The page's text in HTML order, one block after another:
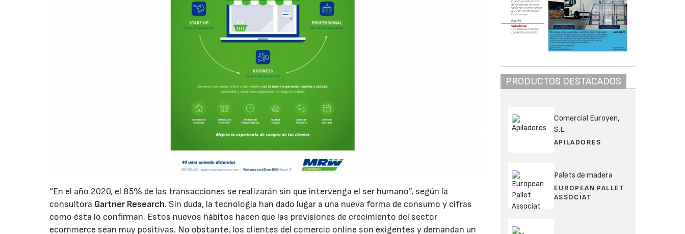
“En el año 2020, el 85% de las transacciones se realizarán sin que intervenga el ser humano”, según la
consultora Gartner Research. Sin duda, la tecnología han dado lugar a una nueva forma de consumo y cifras
como ésta lo confirman. Estos nuevos hábitos hacen que las previsiones de crecimiento del sector
ecommerce sean muy positivas. No obstante, los clientes del comercio online son exigentes y demandan un
PRODUCTOS DESTACADOS
Comercial Euroyen,
S.L.
APILADORES
Palets de madera
EUROPEAN PALLET
ASSOCIAT